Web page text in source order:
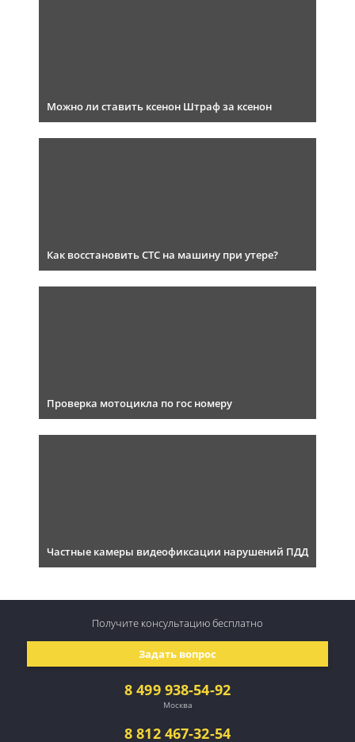
Можно ли ставить ксенон Штраф за ксенон
Как восстановить СТС на машину при утере?
Проверка мотоцикла по гос номеру
Частные камеры видеофиксации нарушений ПДД
8 499 938-54-92
Москва
8 812 467-32-54
Задать вопрос
Получите консультациюбесплатно